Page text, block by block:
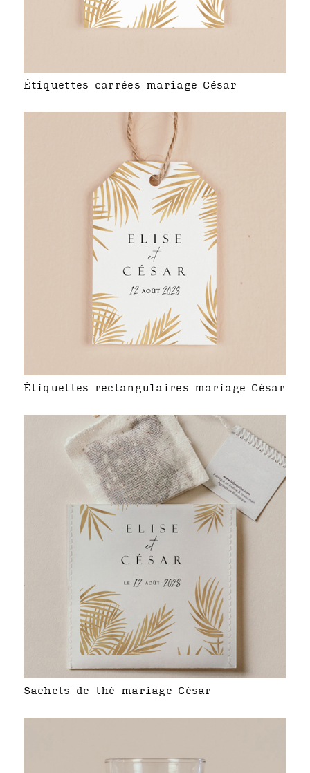
Étiquettes carrées mariage César
Étiquettes rectangulaires mariage César
Sachets de thé mariage César